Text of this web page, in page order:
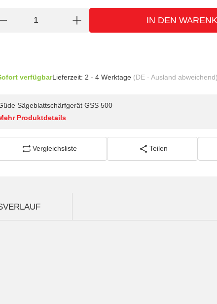
IN DEN
verfügbarLieferzeit: 2 - 4 Werktage (DE - Ausland abweichend)
Sägeblattschärfgerät GSS 500
Produktdetails
Vergleichsliste Teilen